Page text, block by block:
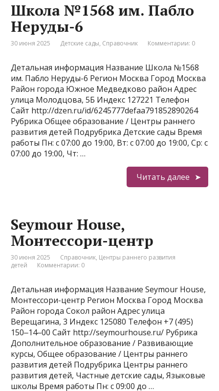
Школа №1568 им. Пабло
Неруды-6
30 июня 2025 Детские сады, Справочник Комментарии: 0
Детальная информация Название Школа №1568
им. Пабло Неруды-6 Регион Москва Город Москва
Район города Южное Медведково район Адрес
улица Молодцова, 5Б Индекс 127221 Телефон
Сайт http://dzen.ru/id/6245777defaa791852890264
Рубрика Общее образование / Центры раннего
развития детей Подрубрика Детские сады Время
работы Пн: с 07:00 до 19:00, Вт: с 07:00 до 19:00, Ср: с
07:00 до 19:00, Чт: …
Читать далее
Seymour House,
Монтессори-центр
30 июня 2025 Справочник, Центры раннего развития
детей
Комментарии: 0
Детальная информация Название Seymour House,
Монтессори-центр Регион Москва Город Москва
Район города Сокол район Адрес улица
Верещагина, 3 Индекс 125080 Телефон +7 (495)
150‒14‒00 Сайт http://seymourhouse.ru/ Рубрика
Дополнительное образование / Развивающие
курсы, Общее образование / Центры раннего
развития детей Подрубрика Центры раннего
развития детей, Частные детские сады, Языковые
школы Время работы Пн: с 09:00 до …